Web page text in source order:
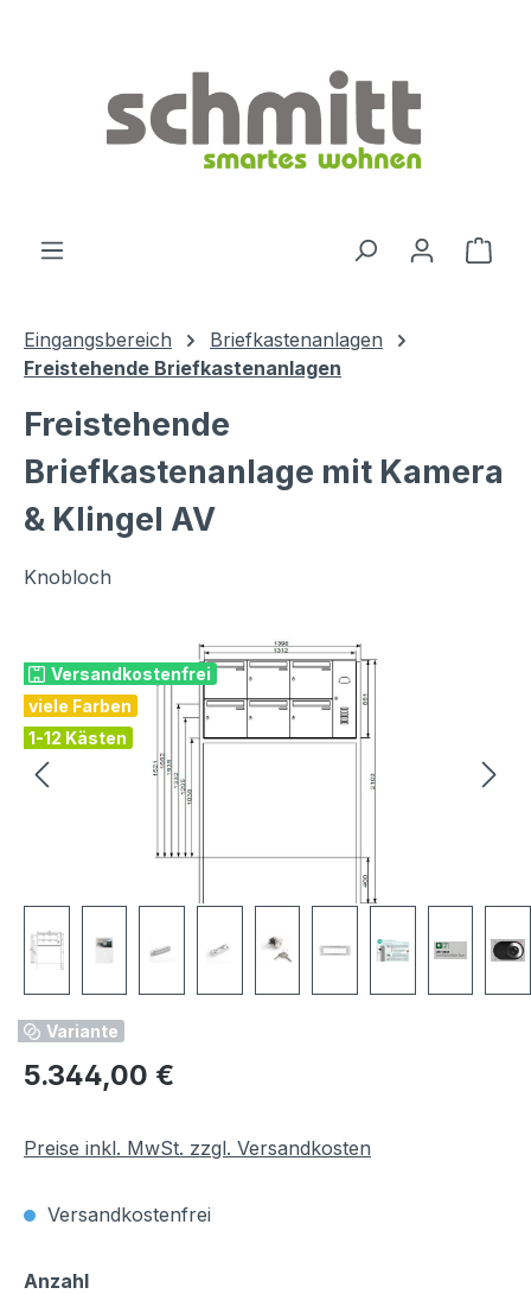
Eingangsbereich
Briefkastenanlagen
Freistehende Briefkastenanlagen
Freistehende
Briefkastenanlage mit Kamera
& Klingel AV
Knobloch
Versandkostenfrei
viele Farben
1-12 Kästen
Variante
Regulärer Preis:
5.344,00 €
Preise inkl. MwSt. zzgl. Versandkosten
Versandkostenfrei
Anzahlauswählen